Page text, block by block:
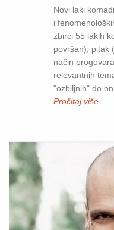
Novi laki
i
zbirci 55 lakih
površan), pitak
način
relevantnih
"ozbiljnih" do
Pročitaj više